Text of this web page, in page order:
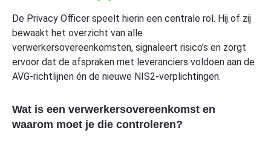
De Privacy Officer speelt hierin een centrale rol. Hij of zij
bewaakt het overzicht van alle
verwerkersovereenkomsten, signaleert risico’s en zorgt
ervoor dat de afspraken met leveranciers voldoen aan de
AVG-richtlijnen én de nieuwe NIS2-verplichtingen.
Wat is een verwerkersovereenkomst en
waarom moet je die controleren?